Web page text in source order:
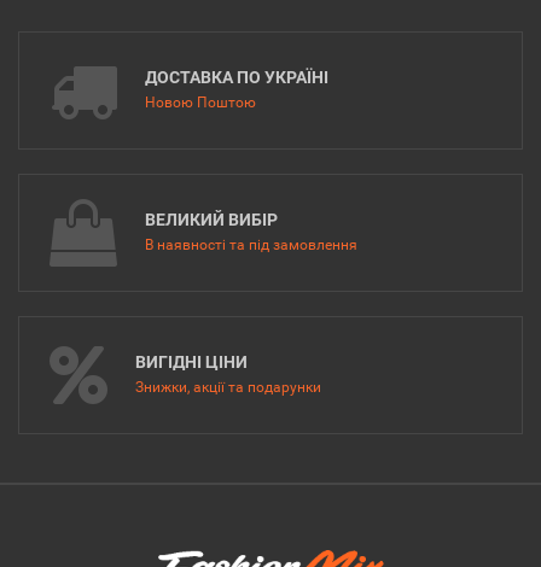
ДОСТАВКА ПО УКРАЇНІ
Новою Поштою
ВЕЛИКИЙ ВИБІР
В наявності та під замовлення
ВИГІДНІ ЦІНИ
Знижки, акції та подарунки